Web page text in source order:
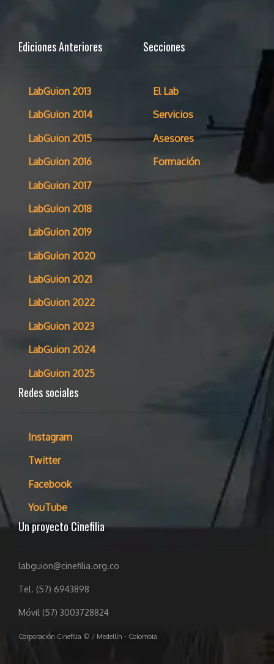
Ediciones Anteriores
LabGuion 2013
LabGuion 2014
LabGuion 2015
LabGuion 2016
LabGuion 2017
LabGuion 2018
LabGuion 2019
LabGuion 2020
LabGuion 2021
LabGuion 2022
LabGuion 2023
LabGuion 2024
LabGuion 2025
Secciones
El Lab
Servicios
Asesores
Formación
Redes sociales
Instagram
Twitter
Facebook
YouTube
Un proyecto Cinefilia
labguion@cinefilia.org.co
Tel. (57) 6943898
Móvil (57) 3003728824
Corporación Cinefilia © / Medellín - Colombia